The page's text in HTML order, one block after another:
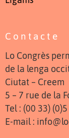
Contacte
Lo Congrès
de la lenga
Ciutat – Creem
5 – 7 rue de la
Tel : (00 33)
E-mail :